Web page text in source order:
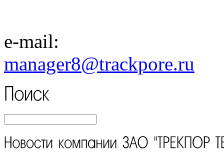
e-mail:
manager8@trackpore.ru